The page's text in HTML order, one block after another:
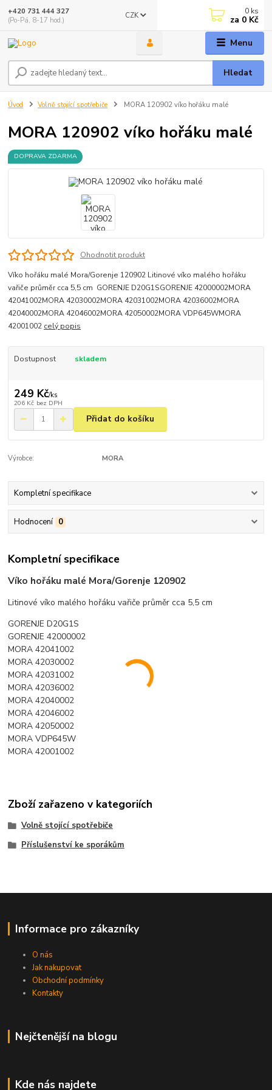
Menu
CZK
Hledat
+420 731 444 327
(Po-Pá, 8-17 hod.)
0 ks
za 0 Kč
Úvod Volně stojící spotřebiče MORA 120902 víko hořáku malé
MORA 120902 víko hořáku malé
DOPRAVA ZDARMA
Ohodnotit produkt
Víko hořáku malé Mora/Gorenje 120902 Litinové víko malého hořáku
vařiče průměr cca 5,5 cm GORENJE D20G1SGORENJE 42000002MORA
42041002MORA 42030002MORA 42031002MORA 42036002MORA
42040002MORA 42046002MORA 42050002MORA VDP645WMORA
42001002 celý popis
Dostupnost skladem
249 Kč/ks
206 Kč bez DPH
Přidat do košíku
Výrobce: MORA
Kompletní specifikace
Hodnocení 0
Kompletní specifikace
Víko hořáku malé Mora/Gorenje 120902
Litinové víko malého hořáku vařiče průměr cca 5,5 cm
GORENJE D20G1S
GORENJE 42000002
MORA 42041002
MORA 42030002
MORA 42031002
MORA 42036002
MORA 42040002
MORA 42046002
MORA 42050002
MORA VDP645W
MORA 42001002
Zboží zařazeno v kategoriích
Volně stojící spotřebiče
Příslušenství ke sporákům
Informace pro zákazníky
O nás
Jak nakupovat
Obchodní podmínky
Kontakty
Nejčtenější na blogu
Kde nás najdete